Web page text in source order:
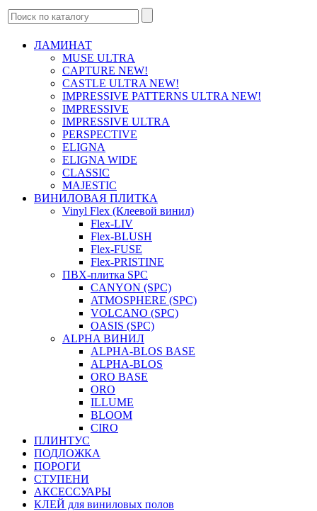
ЛАМИНАТ
MUSE ULTRA
CAPTURE NEW!
CASTLE ULTRA NEW!
IMPRESSIVE PATTERNS ULTRA NEW!
IMPRESSIVE
IMPRESSIVE ULTRA
PERSPECTIVE
ELIGNA
ELIGNA WIDE
CLASSIC
MAJESTIC
ВИНИЛОВАЯ ПЛИТКА
Vinyl Flex (Клеевой винил)
Flex-LIV
Flex-BLUSH
Flex-FUSE
Flex-PRISTINE
ПВХ-плитка SPC
CANYON (SPC)
ATMOSPHERE (SPC)
VOLCANO (SPC)
OASIS (SPC)
ALPHA ВИНИЛ
ALPHA-BLOS BASE
ALPHA-BLOS
ORO BASE
ORO
ILLUME
BLOOM
CIRO
ПЛИНТУС
ПОДЛОЖКА
ПОРОГИ
СТУПЕНИ
АКСЕССУАРЫ
КЛЕЙ для виниловых полов